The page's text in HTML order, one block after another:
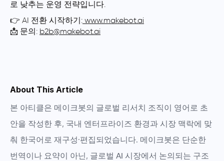
로 낮추는 운영 전략입니다.
👉 AI 전환 시작하기: www.makebot.ai
📩 문의: b2b@makebot.ai
About This Article
본 아티클은 메이크봇의 글로벌 리서치 조직이 영어로 초
안을 작성한 후, 국내 엔터프라이즈 환경과 시장 맥락에 맞
춰 한국어로 재구성·편집되었습니다. 메이크봇은 단순한
번역이나 요약이 아닌, 글로벌 AI 시장에서 논의되는 구조